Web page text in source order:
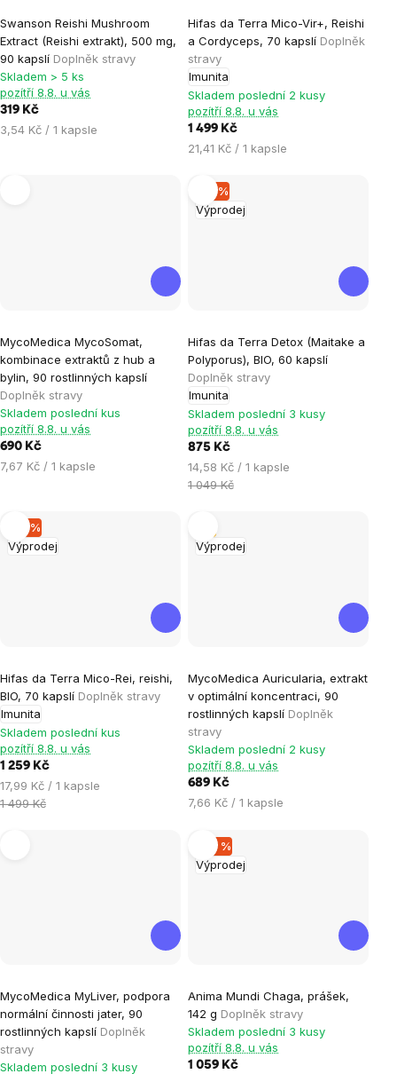
Swanson Reishi Mushroom
Extract (Reishi extrakt), 500 mg,
90 kapslí Doplněk stravy
Skladem > 5 ks
pozítří 8.8. u vás
319 Kč
Měrná
3,54 Kč / 1 kapsle
Hifas da Terra Mico-Vir+, Reishi
a Cordyceps, 70 kapslí Doplněk
stravy
Imunita
Skladem poslední 2 kusy
pozítří 8.8. u vás
1 499 Kč
Měrná
21,41 Kč / 1 kapsle
MycoMedica MycoSomat,
kombinace extraktů z hub a
bylin, 90 rostlinných kapslí
Doplněk stravy
hodnocení
produktu
je
5,0
z
Skladem poslední kus
pozítří 8.8. u vás
690 Kč
Měrná
7,67 Kč / 1 kapsle
Výprodej
–16 %
Hifas da Terra Detox (Maitake a
Polyporus), BIO, 60 kapslí
Doplněk stravy
Imunita
Skladem poslední 3 kusy
pozítří 8.8. u vás
875 Kč
Měrná
cena:
14,58 Kč / 1 kapsle
1 049 Kč
Výprodej
–16 %
Hifas da Terra Mico-Rei, reishi,
BIO, 70 kapslí Doplněk stravy
Imunita
Skladem poslední kus
pozítří 8.8. u vás
1 259 Kč
Měrná
cena:
17,99 Kč / 1 kapsle
1 499 Kč
Výprodej
MycoMedica Auricularia, extrakt
v optimální koncentraci, 90
rostlinných kapslí Doplněk
stravy
hodnocení
produktu
je
5,0
z
5
hvězdiček.
Skladem poslední 2 kusy
pozítří 8.8. u vás
689 Kč
Měrná
7,66 Kč / 1 kapsle
MycoMedica MyLiver, podpora
normální činnosti jater, 90
rostlinných kapslí Doplněk
stravy
Skladem poslední 3 kusy
Výprodej
–24 %
Anima Mundi Chaga, prášek,
142 g Doplněk stravy
hodnocení
produktu
je
5,0
Skladem poslední 3 kusy
pozítří 8.8. u vás
1 059 Kč